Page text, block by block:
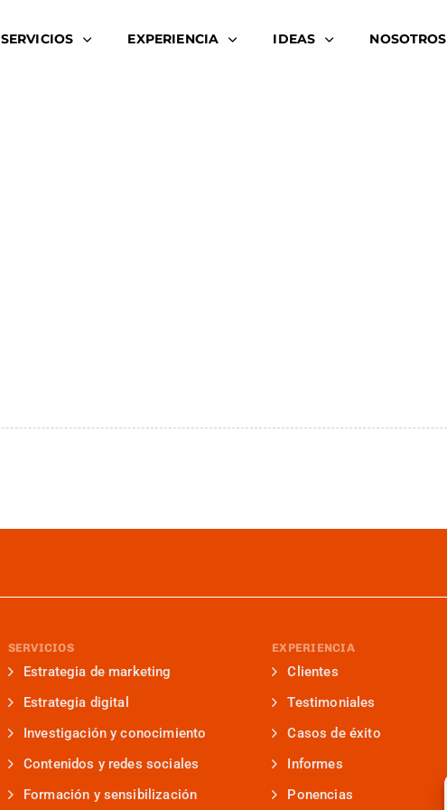
SERVICIOS EXPERIENCIA IDEAS NOSOTROS
SERVICIOS
Estrategia de marketing
Estrategia digital
Investigación y conocimiento
Contenidos y redes sociales
Formación y sensibilización
EXPERIENCIA
Clientes
Testimoniales
Casos de éxito
Informes
Ponencias